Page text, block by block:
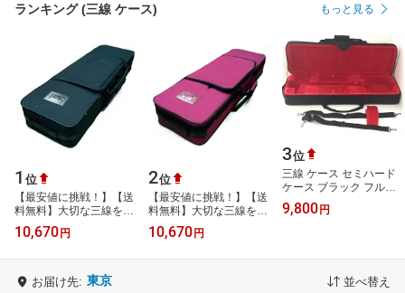
ランキング (三線 ケース) もっと見る
1 位
【最安値に挑戦！】【送
料無料】大切な三線を守
る！！『三線用セミハー
ドケース（カラー：ブラ
10,670 円
2位
【最安値に挑戦！】【送
料無料】大切な三線を守
る！！『三線用セミハー
ドケース（カラー：ワイ
10,670 円
3位
三線 ケース セミハード
ケース ブラック フルボ
ディーガードタイプ
9,800円
お届け先: 東京 並べ替え